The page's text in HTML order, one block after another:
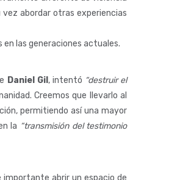
abordar otras experiencias
las generaciones actuales.
Daniel Gil , intentó “destruir el
Creemos que llevarlo al
permitiendo así una mayor
la “transmisión del testimonio
importante abrir un espacio de